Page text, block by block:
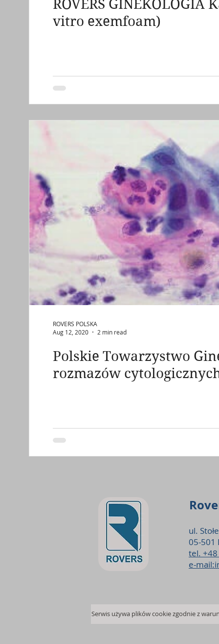
grzybica pochwy sromu zapalenie ból
ROVERS
vitro exemfoam)
Polskie Towarzystwo
rozmazów
ROVERS POLSKA
Aug 12, 2020
2 min read
ul.
05-501
tel.
e-